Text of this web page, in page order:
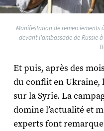
Manifestation de remerciements
devant l'ambassade de Russie
Et puis, après des
du conflit en Ukraine,
sur la Syrie. La
domine l’actualité et
experts font